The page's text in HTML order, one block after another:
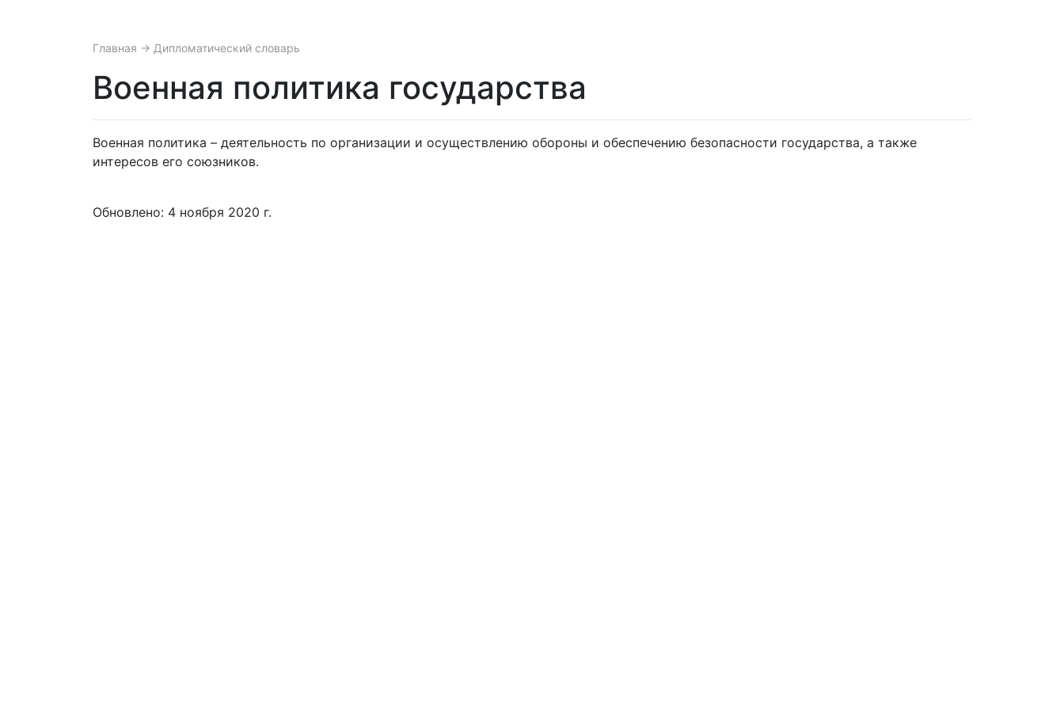
Главная → Дипломатический словарь
Военная политика государства
Военная политика – деятельность по организации и осуществлению обороны и обеспечению безопасности государства, а также
интересов его союзников.
Обновлено: 4 ноября 2020 г.